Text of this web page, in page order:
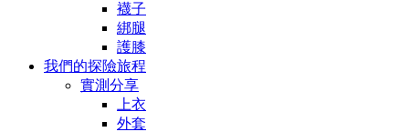
襪子
綁腿
護膝
我們的探險旅程
實測分享
上衣
外套